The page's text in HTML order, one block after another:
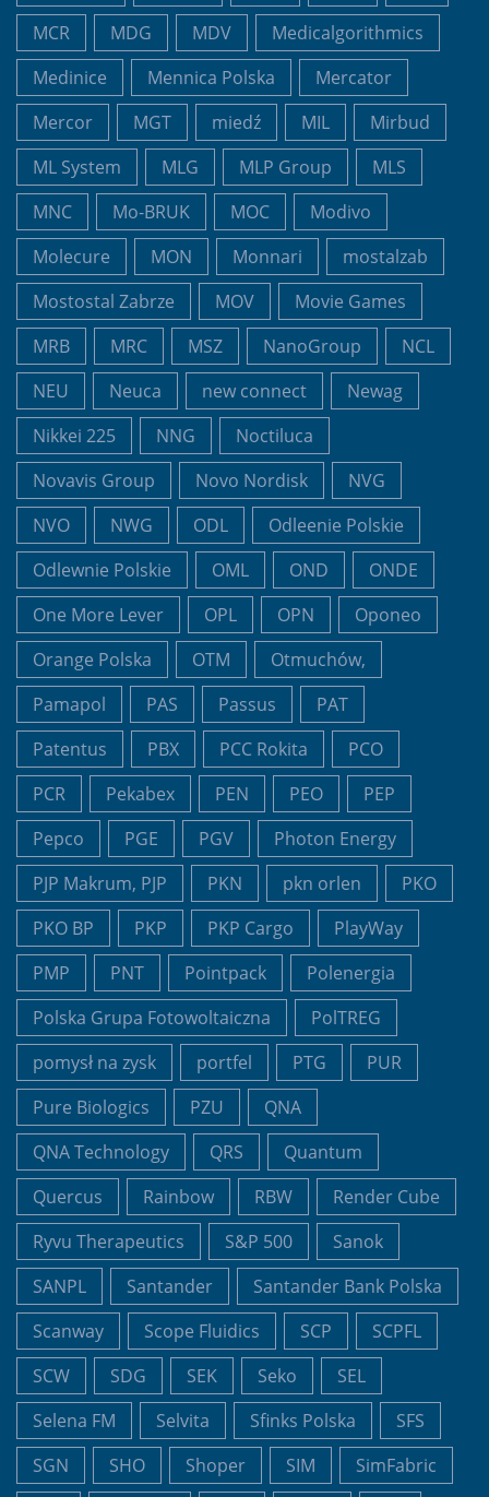
MCR
MDG MDV
Medicalgorithmics
Medinice
Mennica Polska
Mercator
Mercor
MGT miedź MIL
Mirbud
ML System
MLG MLP Group
MLS
MNC
Mo-BRUK MOC
Modivo
Molecure
MON Monnari
mostalzab
Mostostal Zabrze
MOV
Movie Games
MRB
MRC MSZ NanoGroup
NCL
NEU
Neuca new connect
Newag
Nikkei 225
NNG
Noctiluca
Novavis Group
Novo Nordisk
NVG
NVO
NWG ODL
Odleenie Polskie
Odlewnie Polskie
OML OND
ONDE
One More Lever
OPL OPN
Oponeo
Orange Polska
OTM
Otmuchów,
Pamapol
PAS Passus
PAT
Patentus
PBX PCC Rokita
PCO
PCR
Pekabex PEN PEO
PEP
Pepco
PGE PGV
Photon Energy
PJP Makrum, PJP
PKN pkn orlen
PKO
PKO BP
PKP PKP Cargo
PlayWay
PMP
PNT Pointpack
Polenergia
Polska Grupa Fotowoltaiczna
PolTREG
pomysł na zysk
portfel PTG
PUR
Pure Biologics
PZU
QNA
QNA Technology
QRS
Quantum
Quercus
Rainbow RBW
Render Cube
Ryvu Therapeutics
S&P 500
Sanok
SANPL
Santander
Santander Bank Polska
Scanway
Scope Fluidics SCP
SCPFL
SCW
SDG SEK Seko
SEL
Selena FM
Selvita Sfinks Polska
SFS
SGN
SHO Shoper SIM
SimFabric